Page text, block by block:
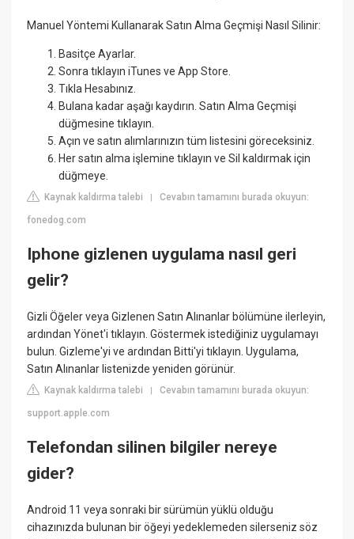
Manuel Yöntemi Kullanarak Satın Alma Geçmişi Nasıl Silinir:
Basitçe Ayarlar.
Sonra tıklayın iTunes ve App Store.
Tıkla Hesabınız.
Bulana kadar aşağı kaydırın. Satın Alma Geçmişi
düğmesine tıklayın.
Açın ve satın alımlarınızın tüm listesini göreceksiniz.
Her satın alma işlemine tıklayın ve Sil kaldırmak için
düğmeye.
Kaynak kaldırma talebi |Cevabın tamamını burada okuyun:
fonedog.com
Iphone gizlenen uygulama nasıl geri
gelir?
Gizli Öğeler veya Gizlenen Satın Alınanlar bölümüne ilerleyin,
ardından Yönet'i tıklayın. Göstermek istediğiniz uygulamayı
bulun. Gizleme'yi ve ardından Bitti'yi tıklayın. Uygulama,
Satın Alınanlar listenizde yeniden görünür.
Kaynak kaldırma talebi |Cevabın tamamını burada okuyun:
support.apple.com
Telefondan silinen bilgiler nereye
gider?
Android 11 veya sonraki bir sürümün yüklü olduğu
cihazınızda bulunan bir öğeyi yedeklemeden silerseniz söz